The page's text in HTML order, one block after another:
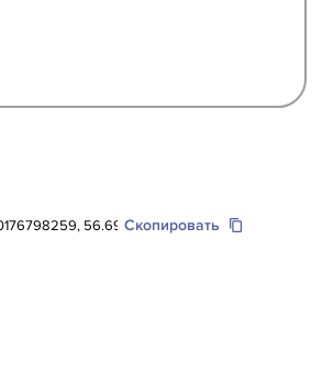
Скопировать